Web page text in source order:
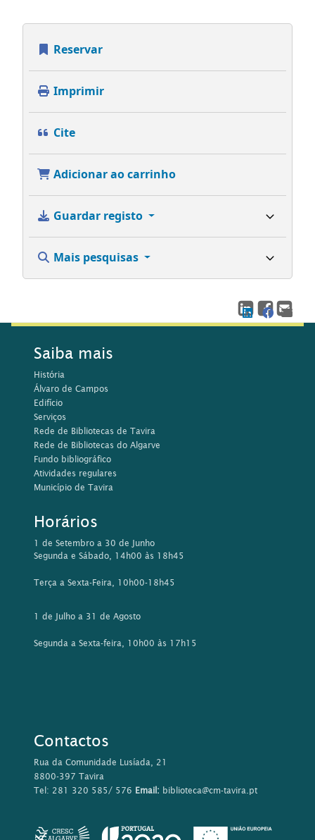
Reservar
Imprimir
Cite
Adicionar ao carrinho
Guardar registo
Mais pesquisas
Saiba mais
História
Álvaro de Campos
Edifício
Serviços
Rede de Bibliotecas de Tavira
Rede de Bibliotecas do Algarve
Fundo bibliográfico
Atividades regulares
Município de Tavira
Horários
1 de Setembro a 30 de Junho
Segunda e Sábado, 14h00 às 18h45
Terça a Sexta-Feira, 10h00-18h45
1 de Julho a 31 de Agosto
Segunda a Sexta-feira, 10h00 às 17h15
Contactos
Rua da Comunidade Lusíada, 21
8800-397 Tavira
Tel: 281 320 585/ 576 Email: biblioteca@cm-tavira.pt